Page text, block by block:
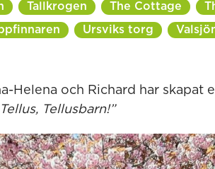
Tallkrogen The Cottage
Ursviks torg
Helena och Richard har skapat
Tellusbarn!”